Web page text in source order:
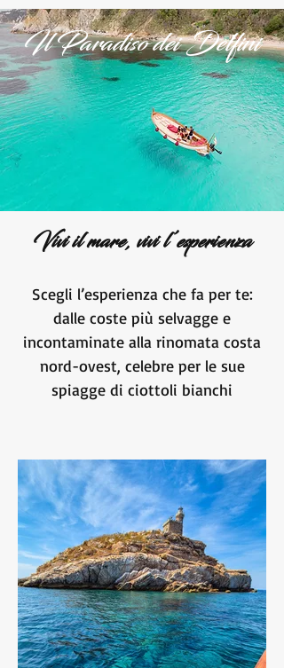
Il Paradiso dei Delfini
Vivi il mare, vivi l’esperienza
Scegli l’esperienza che fa per te:
dalle coste più selvagge e
incontaminate alla rinomata costa
nord-ovest, celebre per le sue
spiagge di ciottoli bianchi